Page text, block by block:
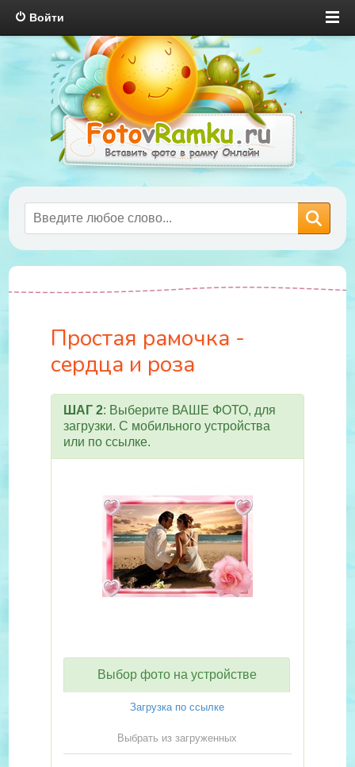
Войти
Простая рамочка -
сердца и роза
ШАГ 2: Выберите ВАШЕ ФОТО, для
загрузки. С мобильного устройства
или по ссылке.
Выбор фото на устройстве
Загрузка по ссылке
Выбрать из загруженных